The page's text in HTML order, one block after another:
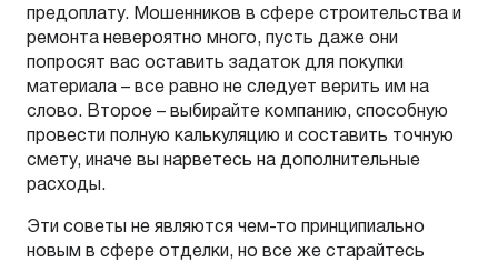
предоплату. Мошенников в сфере строительства и
ремонта невероятно много, пусть даже они
попросят вас оставить задаток для покупки
материала – все равно не следует верить им на
слово. Второе – выбирайте компанию, способную
провести полную калькуляцию и составить точную
смету, иначе вы нарветесь на дополнительные
расходы.
Эти советы не являются чем-то принципиально
новым в сфере отделки, но все же старайтесь